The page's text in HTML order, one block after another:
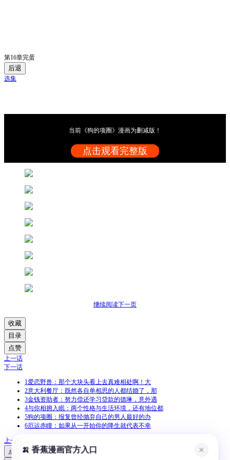
第16章完蛋
后退
选集
当前《狗的项圈》漫画为删减版！
点击观看完整版
继续阅读下一页
收藏
目录
点赞
上一话
下一话
1爱恋野兽：那个大块头看上去真难相处啊！大
2意大利餐厅：既然各自单相思的人都结婚了，那
3金钱资助者：努力偿还学习贷款的德琳，意外遇
4与你相拥入眠：两个性格与生活环境，还有地位都
5狗的项圈：报复曾经抛弃自己的男人最好的办
6厄运赤瞳：如果从一开始你的降生就代表不幸
上一话
点赞
🍌 香蕉漫画官方入口 ✕